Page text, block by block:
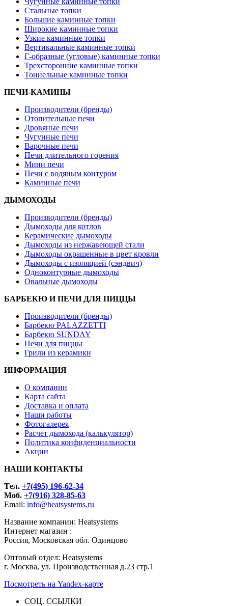
Стальные топки
Большие каминные топки
Широкие каминные топки
Узкие каминные топки
Вертикальные каминные топки
Г-образные (угловые) каминные топки
Трехсторонние каминные топки
Тоннельные каминные топки
ПЕЧИ-КАМИНЫ
Производители (бренды)
Отопительные печи
Дровяные печи
Чугунные печи
Варочные печи
Печи длительного горения
Мини печи
Печи с водяным контуром
Каминные печи
ДЫМОХОДЫ
Производители (бренды)
Дымоходы для котлов
Керамические дымоходы
Дымоходы из нержавеющей стали
Дымоходы окрашенные в цвет кровли
Дымоходы с изоляцией (сэндвич)
Одноконтурные дымоходы
Овальные дымоходы
БАРБЕКЮ И ПЕЧИ ДЛЯ ПИЦЦЫ
Производители (бренды)
Барбекю PALAZZETTI
Барбекю SUNDAY
Печи для пиццы
Грили из керамики
ИНФОРМАЦИЯ
О компании
Карта сайта
Доставка и оплата
Наши работы
Фотогалерея
Расчет дымохода (калькулятор)
Политика конфиденциальности
Акции
НАШИ КОНТАКТЫ
Tел. +7(495) 196-62-34
Моб. +7(916) 328-85-63
Email: info@heatsystems.ru
Название компании: Heatsystems
Интернет магазин :
Россия, Московская обл. Одинцово
Оптовый отдел: Heatsystems
г. Москва, ул. Производственная д.23 стр.1
Посмотреть на Yandex-карте
СОЦ. ССЫЛКИ